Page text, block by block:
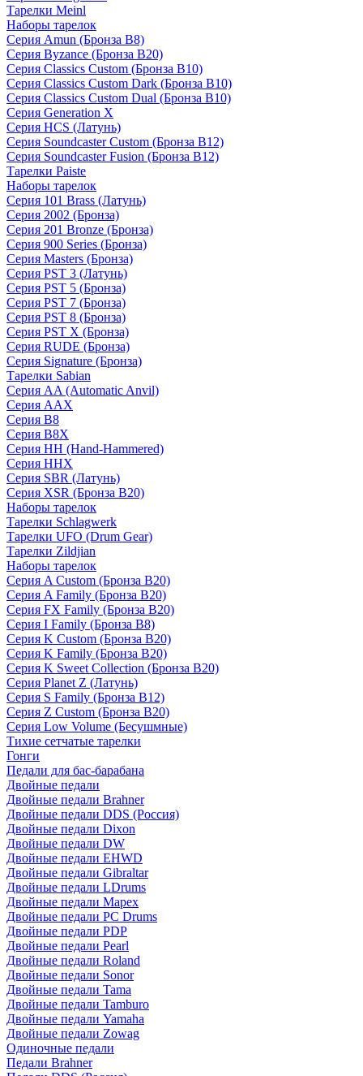
Тарелки Meinl
Наборы тарелок
Серия Amun (Бронза B8)
Серия Byzance (Бронза B20)
Серия Classics Custom (Бронза B10)
Серия Classics Custom Dark (Бронза B10)
Серия Classics Custom Dual (Бронза B10)
Серия Generation X
Серия HCS (Латунь)
Серия Soundcaster Custom (Бронза B12)
Серия Soundcaster Fusion (Бронза B12)
Тарелки Paiste
Наборы тарелок
Серия 101 Brass (Латунь)
Серия 2002 (Бронза)
Серия 201 Bronze (Бронза)
Серия 900 Series (Бронза)
Серия Masters (Бронза)
Серия PST 3 (Латунь)
Серия PST 5 (Бронза)
Серия PST 7 (Бронза)
Серия PST 8 (Бронза)
Серия PST X (Бронза)
Серия RUDE (Бронза)
Серия Signature (Бронза)
Тарелки Sabian
Серия AA (Automatic Anvil)
Серия AAX
Серия B8
Серия B8X
Серия HH (Hand-Hammered)
Серия HHX
Серия SBR (Латунь)
Серия XSR (Бронза B20)
Наборы тарелок
Тарелки Schlagwerk
Тарелки UFO (Drum Gear)
Тарелки Zildjian
Наборы тарелок
Серия A Custom (Бронза B20)
Серия A Family (Бронза B20)
Серия FX Family (Бронза B20)
Серия I Family (Бронза B8)
Серия K Custom (Бронза B20)
Серия K Family (Бронза B20)
Серия K Sweet Collection (Бронза B20)
Серия Planet Z (Латунь)
Серия S Family (Бронза B12)
Серия Z Custom (Бронза B20)
Серия Low Volume (Бесушмные)
Тихие сетчатые тарелки
Гонги
Педали для бас-барабана
Двойные педали
Двойные педали Brahner
Двойные педали DDS (Россия)
Двойные педали Dixon
Двойные педали DW
Двойные педали EHWD
Двойные педали Gibraltar
Двойные педали LDrums
Двойные педали Mapex
Двойные педали PC Drums
Двойные педали PDP
Двойные педали Pearl
Двойные педали Roland
Двойные педали Sonor
Двойные педали Tama
Двойные педали Tamburo
Двойные педали Yamaha
Двойные педали Zowag
Одиночные педали
Педали Brahner